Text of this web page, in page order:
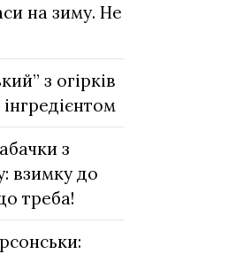
на зиму. Не
з огірків
з
взимку до
треба!